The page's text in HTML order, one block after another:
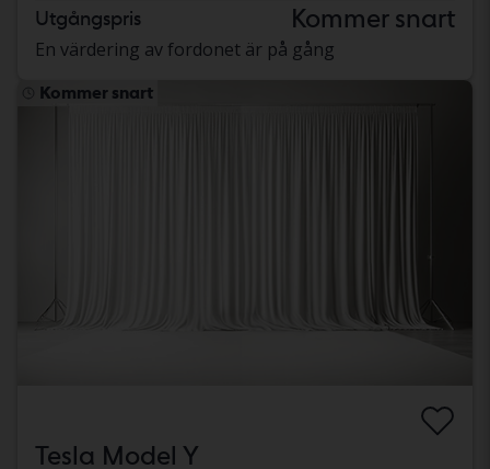
Utgångspris Kommer snart
En värdering av fordonet är på gång
Kommer snart
Tesla Model Y